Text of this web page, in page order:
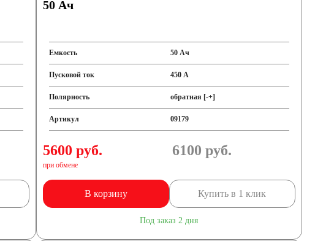
50 Ач
Емкость 50 Ач
Пусковой ток 450 А
Полярность обратная [-+]
Артикул 09179
5600 руб.
при обмене
6100 руб.
В корзину Купить в 1 клик
Под заказ 2 дня